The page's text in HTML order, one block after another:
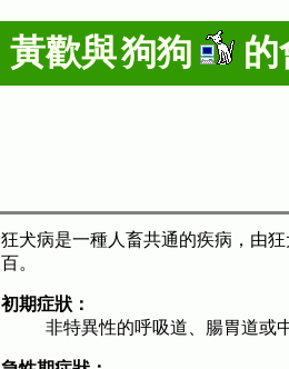
黃歡與狗狗
的
狂犬病是一種人畜共通的疾病，由
百。
初期症狀：
非特異性的呼吸道、腸胃道或